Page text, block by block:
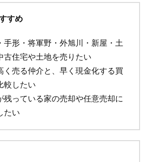
すめ
手形・将軍野・外旭川・新屋・土
古住宅や土地を売りたい
く売る仲介と、早く現金化する買
較したい
残っている家の売却や任意売却に
たい